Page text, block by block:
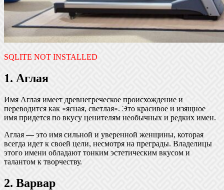
SQLITE NOT INSTALLED
1. Аглая
Имя Аглая имеет древнегреческое происхождение и
переводится как «ясная, светлая». Это красивое и изящное
имя придется по вкусу ценителям необычных и редких имен.
Аглая — это имя сильной и уверенной женщины, которая
всегда идет к своей цели, несмотря на преграды. Владелицы
этого имени обладают тонким эстетическим вкусом и
талантом к творчеству.
2. Варвар